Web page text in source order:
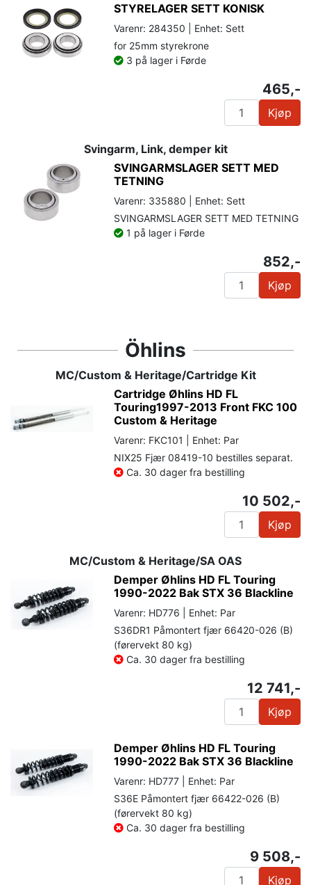
STYRELAGER SETT KONISK
Varenr: 284350 | Enhet: Sett
for 25mm styrekrone
3 på lager i Førde
465,-
Kjøp
Svingarm, Link, demper kit
SVINGARMSLAGER SETT MED
TETNING
Varenr: 335880 | Enhet: Sett
SVINGARMSLAGER SETT MED TETNING
1 på lager i Førde
852,-
Kjøp
Öhlins
MC/Custom & Heritage/Cartridge Kit
Cartridge Øhlins HD FL
Touring1997-2013 Front FKC 100
Custom & Heritage
Varenr: FKC101 | Enhet: Par
NIX25 Fjær 08419-10 bestilles separat.
Ca. 30 dager fra bestilling
10 502,-
Kjøp
MC/Custom & Heritage/SA OAS
Demper Øhlins HD FL Touring
1990-2022 Bak STX 36 Blackline
Varenr: HD776 | Enhet: Par
S36DR1 Påmontert fjær 66420-026 (B)
(førervekt 80 kg)
Ca. 30 dager fra bestilling
12 741,-
Kjøp
Demper Øhlins HD FL Touring
1990-2022 Bak STX 36 Blackline
Varenr: HD777 | Enhet: Par
S36E Påmontert fjær 66422-026 (B)
(førervekt 80 kg)
Ca. 30 dager fra bestilling
9 508,-
Kjøp